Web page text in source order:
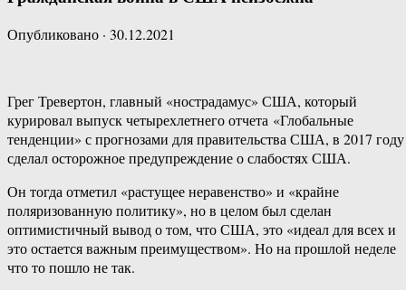
Опубликовано · 30.12.2021
Грег Тревертон, главный «нострадамус» США, который
курировал выпуск четырехлетнего отчета «Глобальные
тенденции» с прогнозами для правительства США, в 2017 году
сделал осторожное предупреждение о слабостях США.
Он тогда отметил «растущее неравенство» и «крайне
поляризованную политику», но в целом был сделан
оптимистичный вывод о том, что США, это «идеал для всех и
это остается важным преимуществом». Но на прошлой неделе
что то пошло не так.